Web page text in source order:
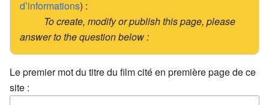
d’informations) :
To create, modify or publish this page, please
answer to the question below :
Le premier mot du titre du film cité en première page de ce
site :